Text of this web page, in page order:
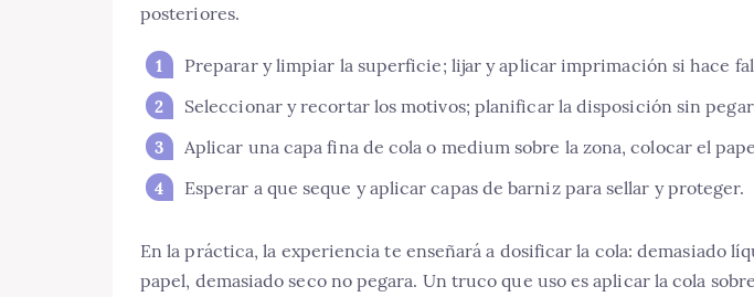
posteriores.
Preparar y limpiar la superficie; lijar y aplicar imprimación si hace
Seleccionar y recortar los motivos; planificar la disposición sin
Aplicar una capa fina de cola o medium sobre la zona, colocar el
Esperar a que seque y aplicar capas de barniz para sellar y proteger.
En la práctica, la experiencia te enseñará a dosificar la cola: demasiado
papel, demasiado seco no pegara. Un truco que uso es aplicar la cola